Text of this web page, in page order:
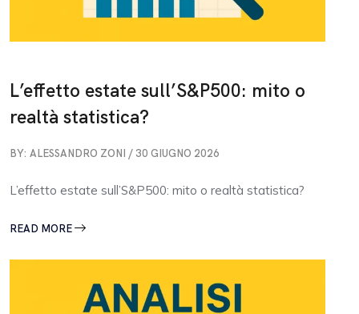
L’effetto estate sull’S&P500: mito o
realtà statistica?
BY: ALESSANDRO ZONI / 30 GIUGNO 2026
L’effetto estate sull’S&P500: mito o realtà statistica?
READ MORE